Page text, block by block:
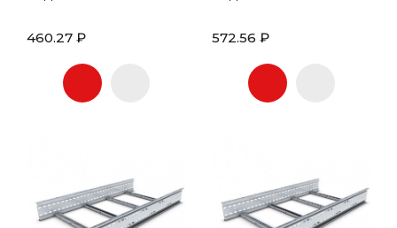
460.27 ₽ 572.56 ₽